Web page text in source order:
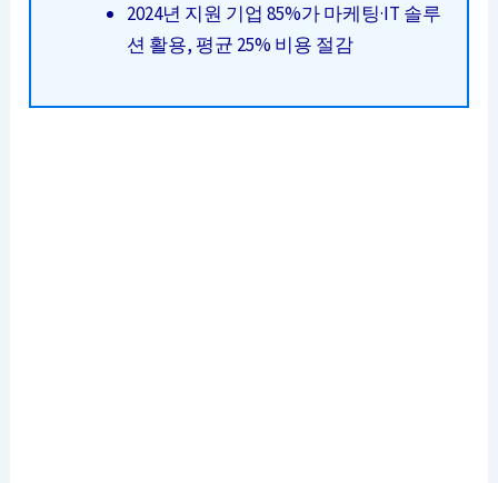
2024년 지원 기업 85%가 마케팅·IT 솔루
션 활용, 평균 25% 비용 절감